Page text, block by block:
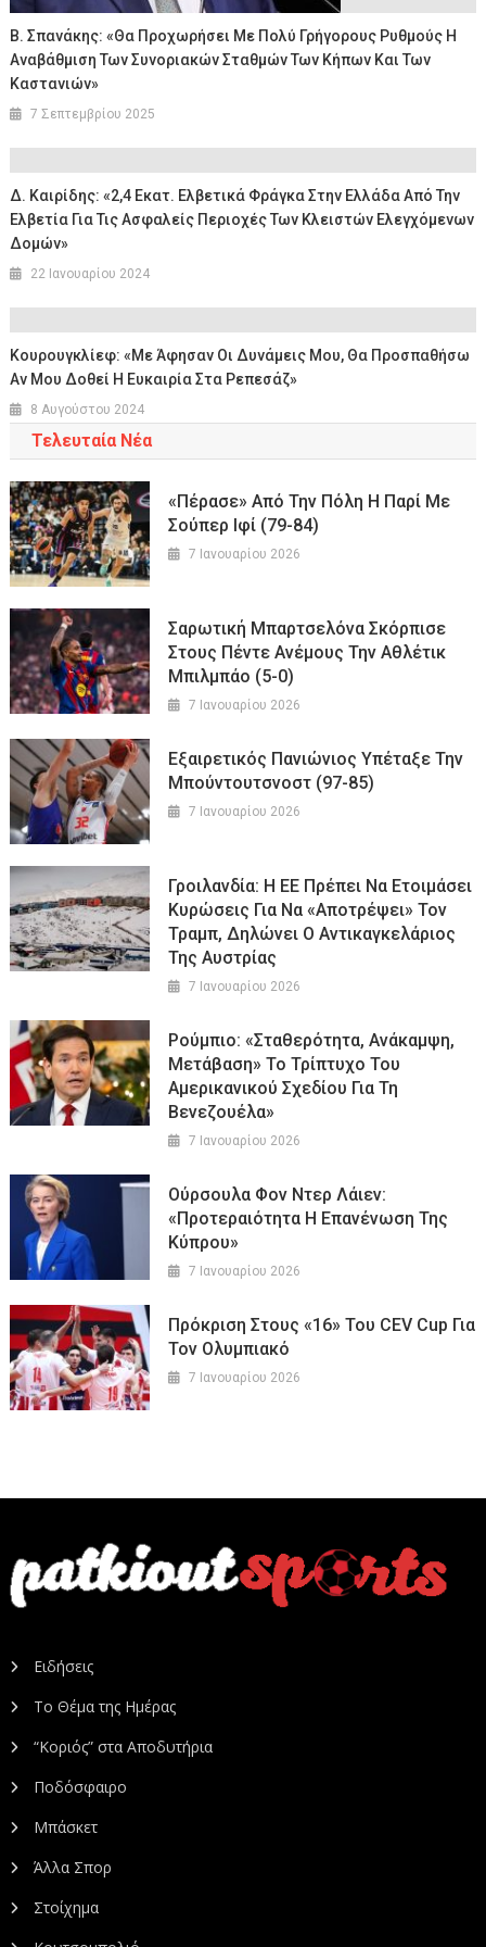
Β. Σπανάκης: «Θα Προχωρήσει Με Πολύ Γρήγορους Ρυθμούς Η
Αναβάθμιση Των Συνοριακών Σταθμών Των Κήπων Και Των
Καστανιών»
7 Σεπτεμβρίου 2025
Δ. Καιρίδης: «2,4 Εκατ. Ελβετικά Φράγκα Στην Ελλάδα Από Την
Ελβετία Για Τις Ασφαλείς Περιοχές Των Κλειστών Ελεγχόμενων
Δομών»
22 Ιανουαρίου 2024
Κουρουγκλίεφ: «Με Άφησαν Οι Δυνάμεις Μου, Θα Προσπαθήσω
Αν Μου Δοθεί Η Ευκαιρία Στα Ρεπεσάζ»
8 Αυγούστου 2024
Τελευταία Νέα
«Πέρασε» Από Την Πόλη Η Παρί Με
Σούπερ Ιφί (79-84)
7 Ιανουαρίου 2026
Σαρωτική Μπαρτσελόνα Σκόρπισε
Στους Πέντε Ανέμους Την Αθλέτικ
Μπιλμπάο (5-0)
7 Ιανουαρίου 2026
Εξαιρετικός Πανιώνιος Υπέταξε Την
Μπούντουτσνοστ (97-85)
7 Ιανουαρίου 2026
Γροιλανδία: Η ΕΕ Πρέπει Να Ετοιμάσει
Κυρώσεις Για Να «αποτρέψει» Τον
Τραμπ, Δηλώνει Ο Αντικαγκελάριος
Της Αυστρίας
7 Ιανουαρίου 2026
Ρούμπιο: «Σταθερότητα, Ανάκαμψη,
Μετάβαση» Το Τρίπτυχο Του
Αμερικανικού Σχεδίου Για Τη
Βενεζουέλα»
7 Ιανουαρίου 2026
Ούρσουλα Φον Ντερ Λάιεν:
«Προτεραιότητα Η Επανένωση Της
Κύπρου»
7 Ιανουαρίου 2026
Πρόκριση Στους «16» Του CEV Cup Για
Τον Ολυμπιακό
7 Ιανουαρίου 2026
Ειδήσεις
Το Θέμα της Ημέρας
“Κοριός” στα Αποδυτήρια
Ποδόσφαιρο
Μπάσκετ
Άλλα Σπορ
Στοίχημα